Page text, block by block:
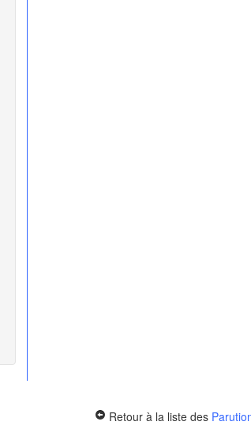
Retour à la liste des